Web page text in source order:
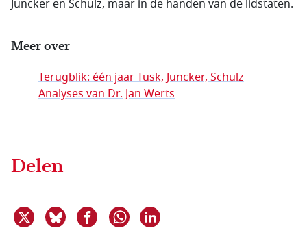
Juncker en Schulz, maar in de handen van de lidstaten.
Meer over
Terugblik: één jaar Tusk, Juncker, Schulz
Analyses van Dr. Jan Werts
Delen
Deel dit item op X
Deel dit item op Bluesky
Deel dit item op Facebook
Delen via WhatsApp